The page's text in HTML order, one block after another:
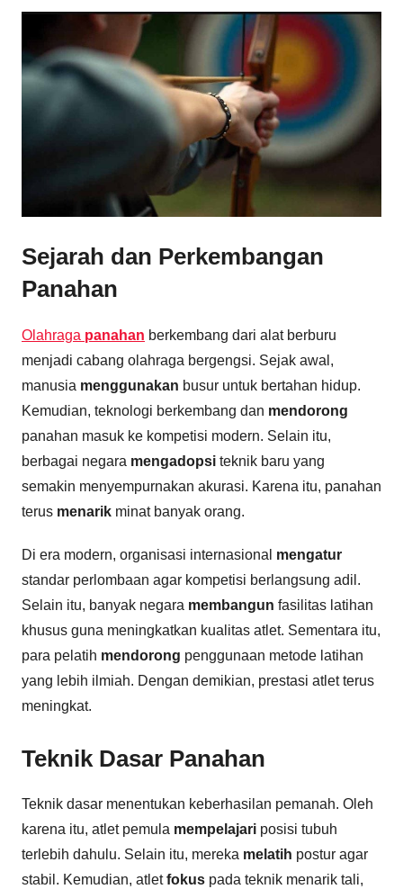
Sejarah dan Perkembangan
Panahan
Olahraga panahan berkembang dari alat berburu
menjadi cabang olahraga bergengsi. Sejak awal,
manusia menggunakan busur untuk bertahan hidup.
Kemudian, teknologi berkembang dan mendorong
panahan masuk ke kompetisi modern. Selain itu,
berbagai negara mengadopsi teknik baru yang
semakin menyempurnakan akurasi. Karena itu, panahan
terus menarik minat banyak orang.
Di era modern, organisasi internasional mengatur
standar perlombaan agar kompetisi berlangsung adil.
Selain itu, banyak negara membangun fasilitas latihan
khusus guna meningkatkan kualitas atlet. Sementara itu,
para pelatih mendorong penggunaan metode latihan
yang lebih ilmiah. Dengan demikian, prestasi atlet terus
meningkat.
Teknik Dasar Panahan
Teknik dasar menentukan keberhasilan pemanah. Oleh
karena itu, atlet pemula mempelajari posisi tubuh
terlebih dahulu. Selain itu, mereka melatih postur agar
stabil. Kemudian, atletfokus pada teknik menarik tali,